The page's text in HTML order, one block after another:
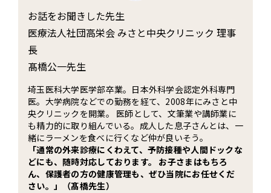
お話をお聞きした先生
医療法人社団高栄会 みさと中央クリニック 理事
長
髙橋公一先生
埼玉医科大学医学部卒業。日本外科学会認定外科専門
医。大学病院などでの勤務を経て、2008年にみさと中
央クリニックを開業。 医師として、文筆業や講師業に
も精力的に取り組んでいる。成人した息子さんとは、一
緒にラーメンを食べに行くなど仲が良いそう。
「通常の外来診療にくわえて、予防接種や人間ドックな
どにも、随時対応しております。 お子さまはもちろ
ん、保護者の方の健康管理も、ぜひ当院にお任せくだ
さい。」（髙橋先生）